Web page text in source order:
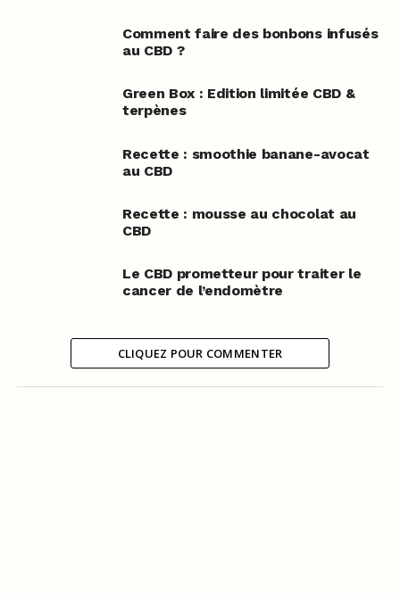
Comment faire des bonbons infusés
au CBD ?
Green Box : Edition limitée CBD &
terpènes
Recette : smoothie banane-avocat
au CBD
Recette : mousse au chocolat au
CBD
Le CBD prometteur pour traiter le
cancer de l’endomètre
CLIQUEZ POUR COMMENTER